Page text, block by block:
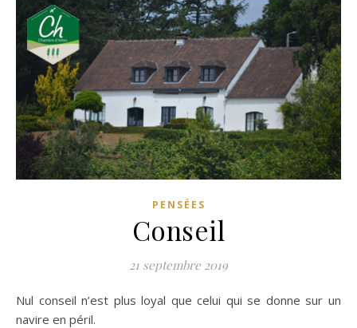
PENSÉES
Conseil
21 septembre 2019
Nul conseil n’est plus loyal que celui qui se donne sur un
navire en péril.